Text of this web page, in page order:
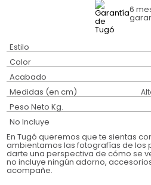
6
Estilo
Color
Acabado
Medidas (en cm)
Peso Neto Kg.
No Incluye
En Tugó queremos que te sientas
ambientamos las fotografías de los
darte una perspectiva de cómo se
no incluye ningún adorno,
acompañe.